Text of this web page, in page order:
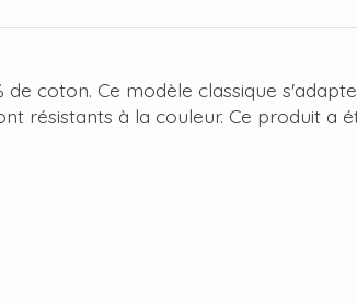
coton. Ce modèle classique
résistants à la couleur. Ce produit a